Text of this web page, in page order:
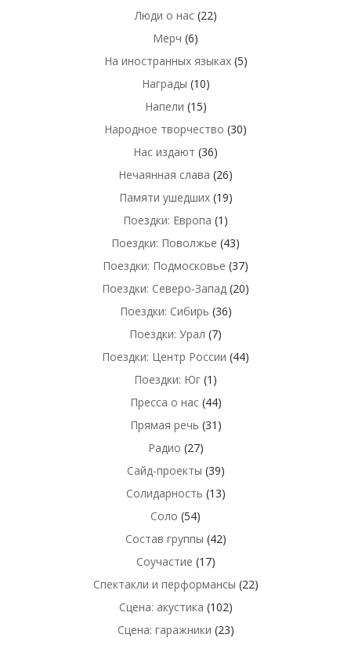
Люди о нас(22)
Мерч (6)
На иностранных языках(5)
Награды (10)
Напели (15)
Народное творчество (30)
Нас издают (36)
Нечаянная слава (26)
Памяти ушедших(19)
Поездки: Европа (1)
Поездки: Поволжье (43)
Поездки: Подмосковье (37)
Поездки: Северо-Запад (20)
Поездки: Сибирь (36)
Поездки: Урал (7)
Поездки: Центр России (44)
Поездки: Юг (1)
Пресса о нас(44)
Прямая речь (31)
Радио (27)
Сайд-проекты (39)
Солидарность (13)
Соло (54)
Состав группы (42)
Соучастие (17)
Спектакли и перформансы (22)
Сцена: акустика (102)
Сцена: гаражники (23)